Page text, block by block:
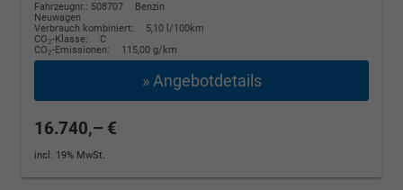
Fahrzeugnr.: 508707
Benzin
Neuwagen
Verbrauch kombiniert:
5,10 l/100km
CO2-Klasse:
C
CO2-Emissionen: 115,00 g/km
» Angebotdetails
16.740,– €
incl. 19% MwSt.